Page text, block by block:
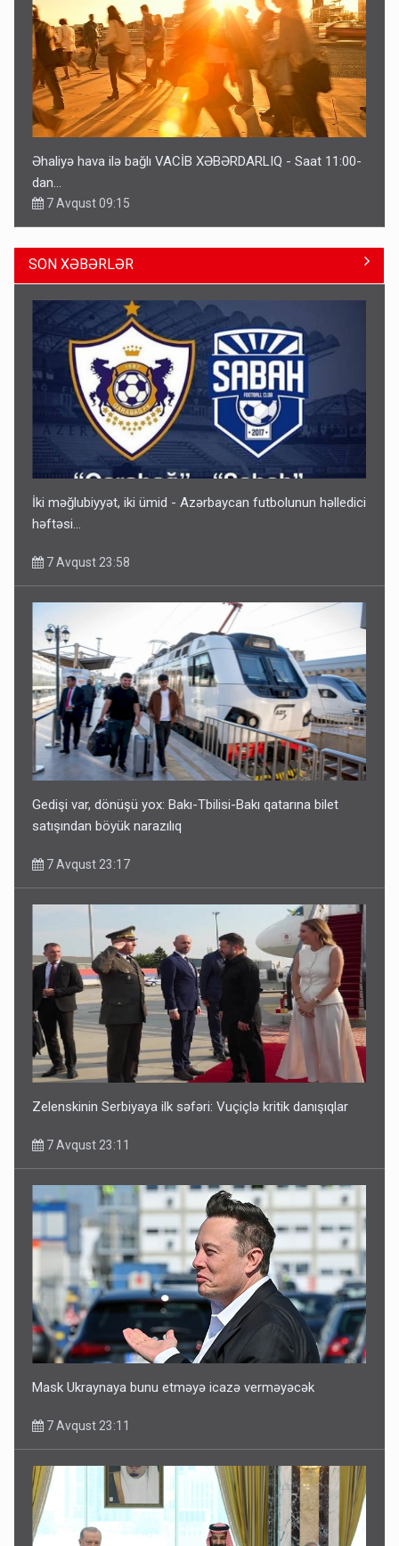
Əhaliyə hava ilə bağlı VACİB XƏBƏRDARLIQ - Saat 11:00-
dan…
7 Avqust 09:15
Gedişi var, dönüşü yox: Bakı-Tbilisi-Bakı qatarına bilet
satışından böyük narazılıq
Geri çağırılan səfir Abel Məhərrəmovun oğludur - DOSYE
7 Avqust 14:07
Media və Yayım Şurasına əlavə hüquq və vəzifələr verilib
7 Avqust 13:24
SON XƏBƏRLƏR
İki məğlubiyyət, iki ümid - Azərbaycan futbolunun həlledici
həftəsi...
7 Avqust 23:58
Gedişi var, dönüşü yox: Bakı-Tbilisi-Bakı qatarına bilet
satışından böyük narazılıq
7 Avqust 23:17
Zelenskinin Serbiyaya ilk səfəri: Vuçiçlə kritik danışıqlar
7 Avqust 23:11
Mask Ukraynaya bunu etməyə icazə verməyəcək
7 Avqust 23:11